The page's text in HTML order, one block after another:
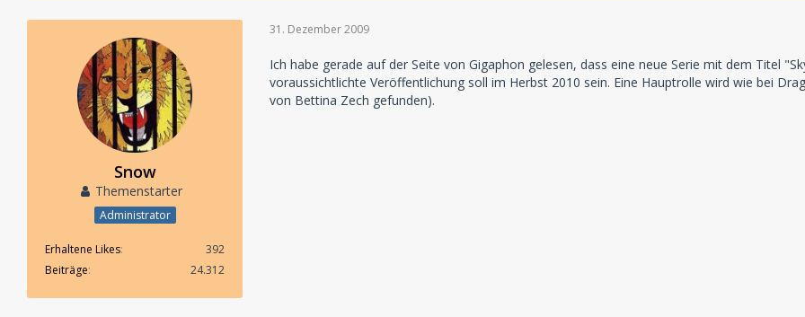
Snow
Themenstarter
Administrator
Erhaltene Likes
392
Beiträge
24.312
31. Dezember 2009
Ich habe gerade auf der Seite von Gigaphon gelesen, dass eine neue Serie mit dem Titel
voraussichtlichte Veröffentlichung soll im Herbst 2010 sein. Eine Hauptrolle wird wie bei
von Bettina Zech gefunden).